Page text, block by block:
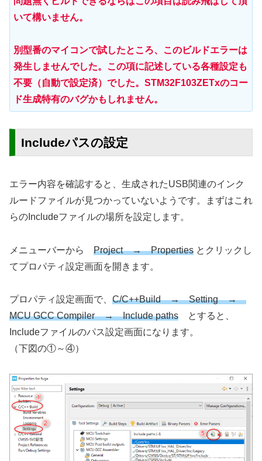
いて構いません。
別型番のマイコンで試したところ、このビルドエラーは
発生しませんでした。この項に記述している各種設定も
不要（自動で設定済）でした。STM32F103ZETxのコー
ド生成特有のバグかもしれません。
Includeパスの設定
エラー内容を確認すると、生成されたUSB関連のインク
ルードファイルが見つかっていないようです。まずはこれ
らのIncludeファイルの場所を設定します。
メニューバーから Project → Properties とクリックし
てプロパティ設定画面を開きます。
プロパティ設定画面で、 C/C++Build → Setting →
MCU GCC Compiler → Include paths とすると、
Includeファイルのパス設定画面になります。
（下図の①～④）